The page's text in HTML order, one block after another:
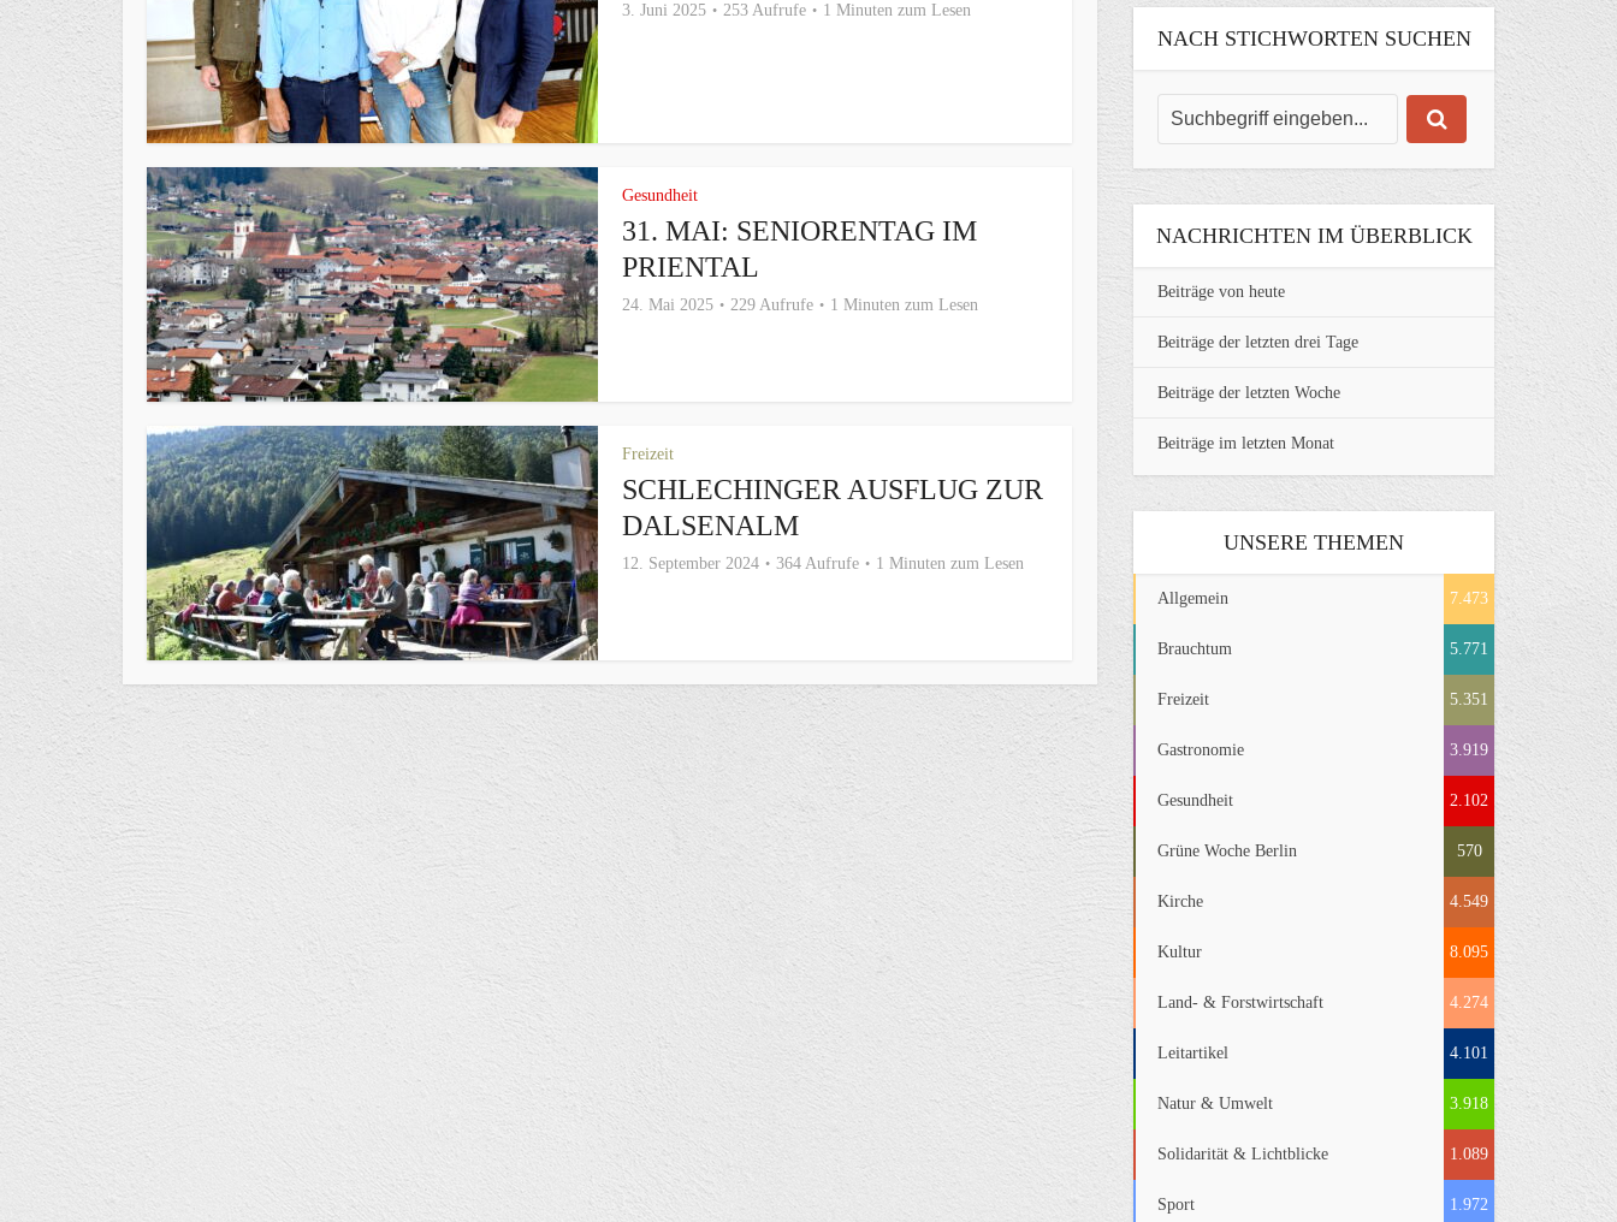
3. Juni 2025 253 Aufrufe 1 Minuten zum Lesen
Gesundheit
31. MAI: SENIORENTAG IM
PRIENTAL
24. Mai 2025 229 Aufrufe 1 Minuten zum Lesen
Freizeit
SCHLECHINGER AUSFLUG ZUR
DALSENALM
12. September 2024 364 Aufrufe 1 Minuten zum Lesen
NACH STICHWORTEN SUCHEN
NACHRICHTEN IM ÜBERBLICK
Beiträge von heute
Beiträge der letzten drei Tage
Beiträge der letzten Woche
Beiträge im letzten Monat
UNSERE THEMEN
Allgemein 7.473
Brauchtum 5.771
Freizeit 5.351
Gastronomie 3.919
Gesundheit 2.102
Grüne Woche Berlin 570
Kirche 4.549
Kultur 8.095
Land- & Forstwirtschaft 4.274
Leitartikel 4.101
Natur & Umwelt 3.918
Solidarität & Lichtblicke 1.089
Sport 1.972